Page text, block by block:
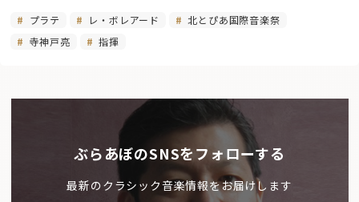
プラテ レ・ボレアード
北とぴあ国際音楽祭
寺神戸亮
指揮
ぶらあぼのSNSをフォローする
最新のクラシック音楽情報をお届けします